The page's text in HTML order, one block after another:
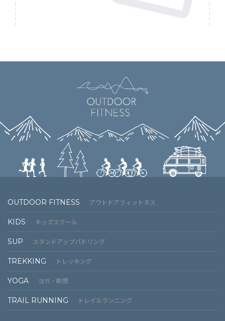
OUTDOOR FITNESS アウトドアフィットネス
KIDS キッズスクール
SUP スタンドアップパドリング
TREKKING トレッキング
YOGA ヨガ・瞑想
TRAIL RUNNING トレイルランニング